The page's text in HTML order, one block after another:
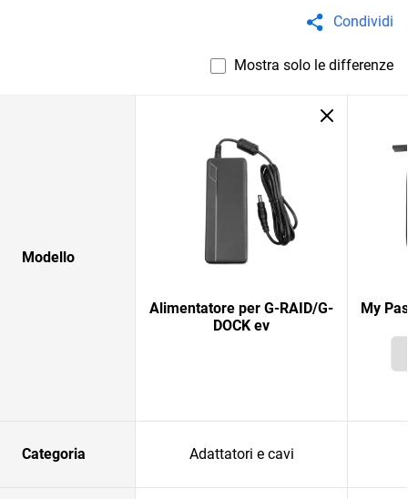
Condividi
Mostra solo le differenze
Modello
Alimentatore per G-RAID/G-
DOCK ev
My
Categoria Adattatori e cavi